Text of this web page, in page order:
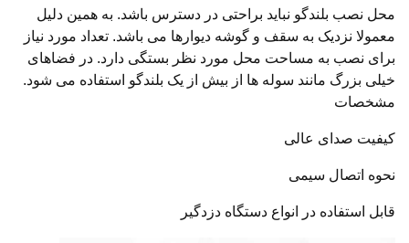
محل نصب بلندگو نباید براحتی در دسترس باشد. به همین دلیل
معمولا نزدیک به سقف و گوشه دیوارها می باشد. تعداد مورد نیاز
برای نصب به مساحت محل مورد نظر بستگی دارد. در فضاهای
خیلی بزرگ مانند سوله ها از بیش از یک بلندگو استفاده می شود.
مشخصات
کیفیت صدای عالی
نحوه اتصال سیمی
قابل استفاده در انواع دستگاه دزدگیر